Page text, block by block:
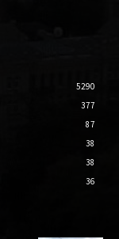
5290
377
87
38
38
36